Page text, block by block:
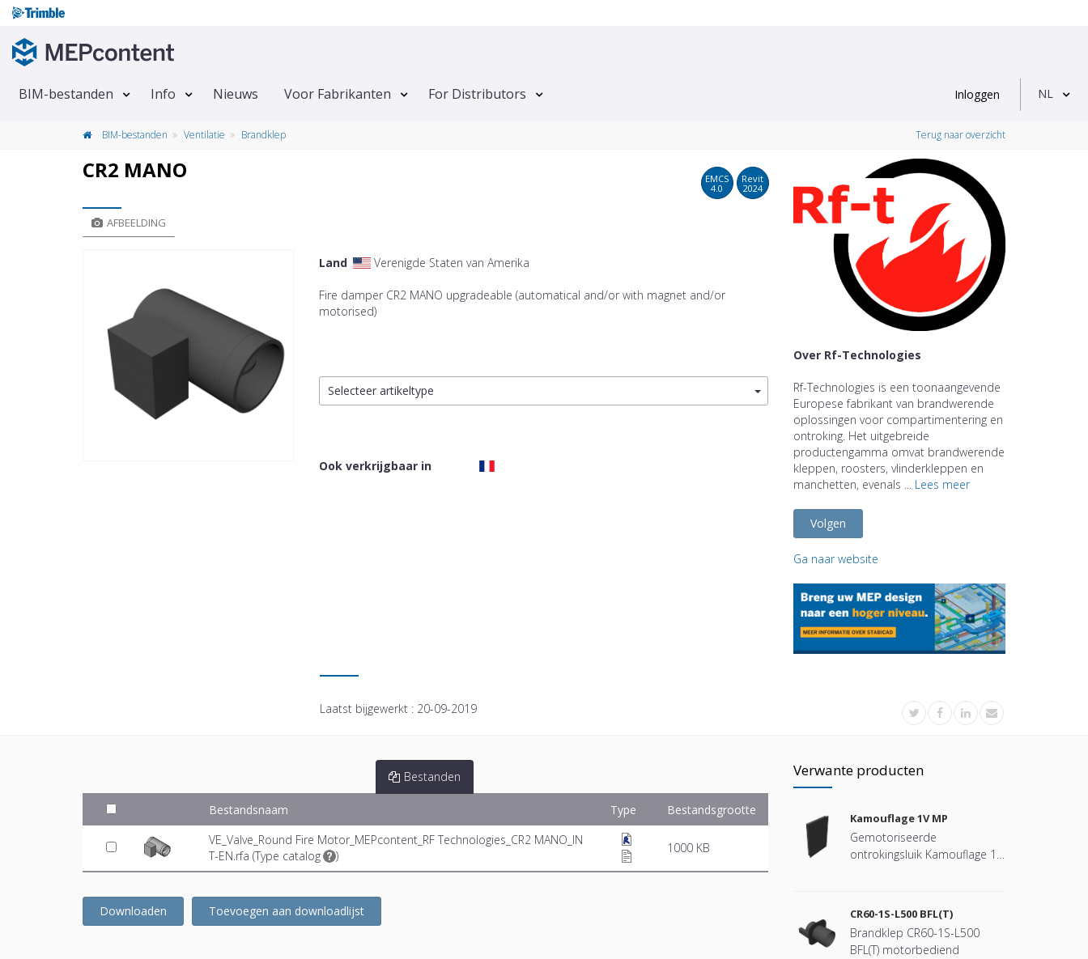
BIM-bestanden Info Nieuws Voor Fabrikanten For Distributors Inloggen NL
BIM-bestanden Ventilatie Brandklep Terug naar overzicht
CR2 MANO
EMCS
4.0
Revit
2024
AFBEELDING
Land Verenigde Staten van Amerika
Fire damper CR2 MANO upgradeable (automatical and/or with magnet and/or
motorised)
Selecteer artikeltype
Ook verkrijgbaar in
Over Rf-Technologies
Rf-Technologies is een toonaangevende
Europese fabrikant van brandwerende
oplossingen voor compartimentering en
ontroking. Het uitgebreide
productengamma omvat brandwerende
kleppen, roosters, vlinderkleppen en
manchetten, evenals ... Lees meer
Volgen
Ga naar website
Laatst bijgewerkt : 20-09-2019
Bestanden
Bestandsnaam Type
Bestandsgrootte
VE_Valve_Round Fire Motor_MEPcontent_RF Technologies_CR2 MANO_IN
T-EN.rfa (Type catalog )
1000 KB
Downloaden Toevoegen aan downloadlijst
Verwante producten
Kamouflage 1V MP
Gemotoriseerde
ontrokingsluik Kamouflage 1V
CR60-1S-L500 BFL(T)
Brandklep CR60-1S-L500
BFL(T) motorbediend